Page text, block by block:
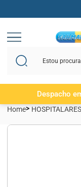
Despacho
Home HOSPITALARES